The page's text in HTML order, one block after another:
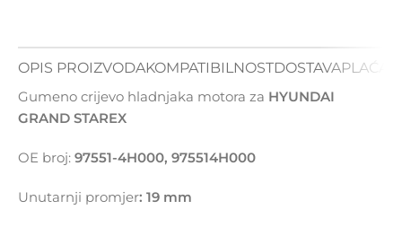
OPIS PROIZVODAKOMPATIBILNOSTDOSTAVA
Gumeno crijevo hladnjaka motora za HYUNDAI
GRAND STAREX
OE broj: 97551-4H000, 975514H000
Unutarnji promjer: 19 mm